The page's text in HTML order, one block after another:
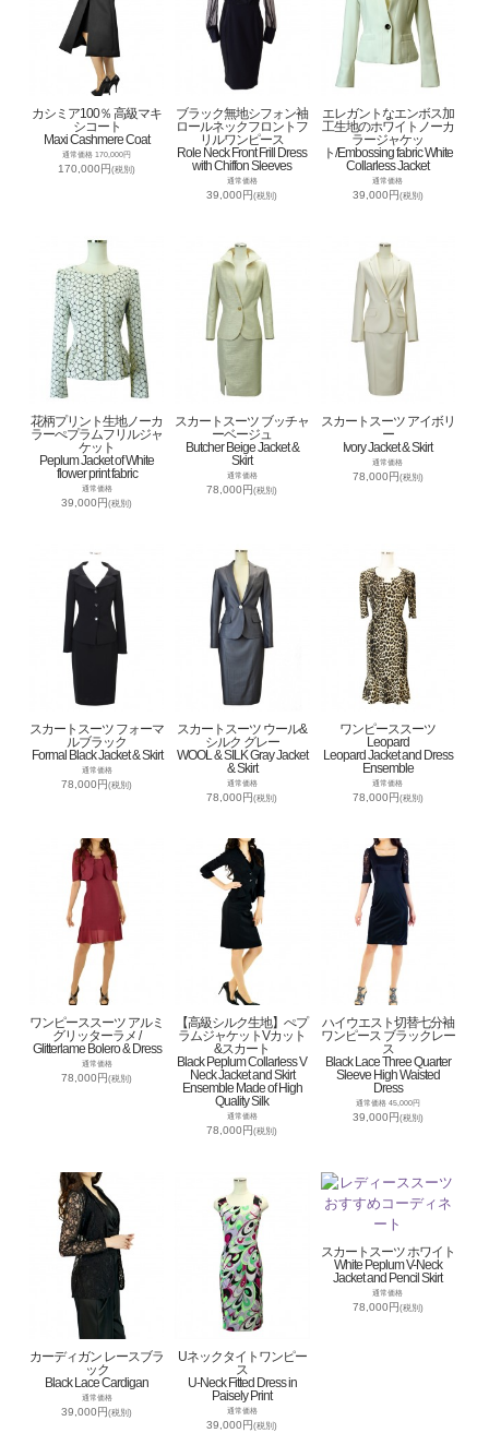
カシミア100％ 高級マキ
シコート
Maxi Cashmere Coat
通常価格 170,000円
170,000円(税別)
ブラック無地シフォン袖
ロールネックフロントフ
リルワンピース
Role Neck Front Frill Dress
with Chiffon Sleeves
通常価格
39,000円(税別)
エレガントなエンボス加
工生地のホワイトノーカ
ラージャケッ
ト/Embossing fabric White
Collarless Jacket
通常価格
39,000円(税別)
花柄プリント生地ノーカ
ラーぺプラムフリルジャ
ケット
Peplum Jacket of White
flower print fabric
通常価格
39,000円(税別)
スカートスーツ ブッチャ
ーベージュ
Butcher Beige Jacket &
Skirt
通常価格
78,000円(税別)
スカートスーツ アイボリ
ー
Ivory Jacket & Skirt
通常価格
78,000円(税別)
スカートスーツ フォーマ
ルブラック
Formal Black Jacket & Skirt
通常価格
78,000円(税別)
スカートスーツ ウール&
シルク グレー
WOOL & SILK Gray Jacket
& Skirt
通常価格
78,000円(税別)
ワンピーススーツ
Leopard
Leopard Jacket and Dress
Ensemble
通常価格
78,000円(税別)
ワンピーススーツ アルミ
グリッターラメ /
Glitterlame Bolero & Dress
通常価格
78,000円(税別)
【高級シルク生地】ぺプ
ラムジャケットVカット
&スカート
Black Peplum Collarless V
Neck Jacket and Skirt
Ensemble Made of High
Quality Silk
通常価格
78,000円(税別)
ハイウエスト切替七分袖
ワンピース ブラックレー
ス
Black Lace Three Quarter
Sleeve High Waisted
Dress
通常価格 45,000円
39,000円(税別)
カーディガン レースブラ
ック
Black Lace Cardigan
通常価格
39,000円(税別)
Uネックタイトワンピー
ス
U-Neck Fitted Dress in
Paisely Print
通常価格
39,000円(税別)
スカートスーツ ホワイト
White Peplum V-Neck
Jacket and Pencil Skirt
通常価格
78,000円(税別)